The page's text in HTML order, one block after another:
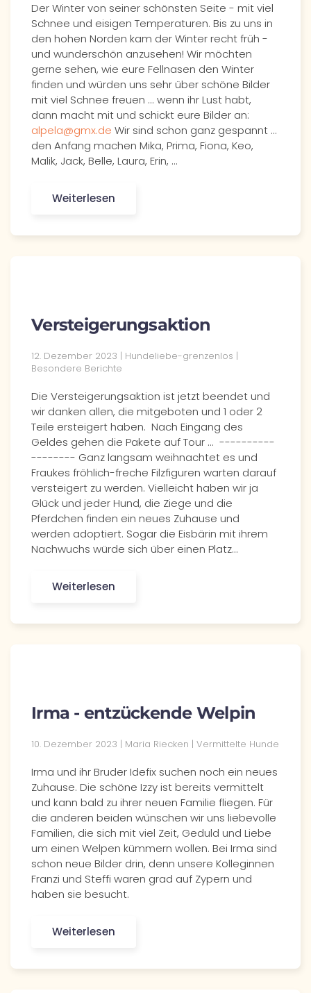
Der Winter von seiner schönsten Seite - mit viel
Schnee und eisigen Temperaturen. Bis zu uns in
den hohen Norden kam der Winter recht früh -
und wunderschön anzusehen! Wir möchten
gerne sehen, wie eure Fellnasen den Winter
finden und würden uns sehr über schöne Bilder
mit viel Schnee freuen ... wenn ihr Lust habt,
dann macht mit und schickt eure Bilder an:
alpela@gmx.de Wir sind schon ganz gespannt ...
den Anfang machen Mika, Prima, Fiona, Keo,
Malik, Jack, Belle, Laura, Erin, …
Weiterlesen
Versteigerungsaktion
12. Dezember 2023 | Hundeliebe-grenzenlos |
Besondere Berichte
Die Versteigerungsaktion ist jetzt beendet und
wir danken allen, die mitgeboten und 1 oder 2
Teile ersteigert haben. Nach Eingang des
Geldes gehen die Pakete auf Tour ... ----------
-------- Ganz langsam weihnachtet es und
Fraukes fröhlich-freche Filzfiguren warten darauf
versteigert zu werden. Vielleicht haben wir ja
Glück und jeder Hund, die Ziege und die
Pferdchen finden ein neues Zuhause und
werden adoptiert. Sogar die Eisbärin mit ihrem
Nachwuchs würde sich über einen Platz…
Weiterlesen
Irma - entzückende Welpin
10. Dezember 2023 | Maria Riecken | Vermittelte Hunde
Irma und ihr Bruder Idefix suchen noch ein neues
Zuhause. Die schöne Izzy ist bereits vermittelt
und kann bald zu ihrer neuen Familie fliegen. Für
die anderen beiden wünschen wir uns liebevolle
Familien, die sich mit viel Zeit, Geduld und Liebe
um einen Welpen kümmern wollen. Bei Irma sind
schon neue Bilder drin, denn unsere Kolleginnen
Franzi und Steffi waren grad auf Zypern und
haben sie besucht.
Weiterlesen